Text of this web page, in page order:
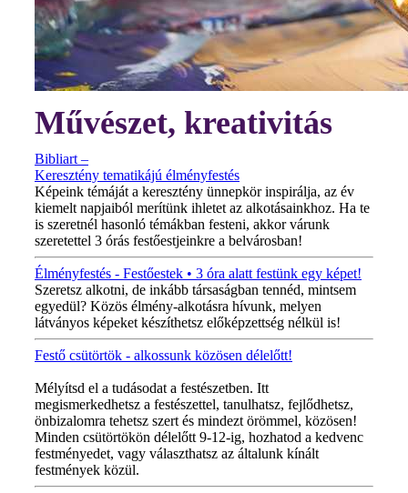
Művészet, kreativitás
Bibliart –
Keresztény tematikájú élményfestés
Képeink témáját a keresztény ünnepkör inspirálja, az év
kiemelt napjaiból merítünk ihletet az alkotásainkhoz. Ha te
is szeretnél hasonló témákban festeni, akkor várunk
szeretettel 3 órás festőestjeinkre a belvárosban!
Élményfestés - Festőestek • 3 óra alatt festünk egy képet!
Szeretsz alkotni, de inkább társaságban tennéd, mintsem
egyedül? Közös élmény-alkotásra hívunk, melyen
látványos képeket készíthetsz előképzettség nélkül is!
Festő csütörtök - alkossunk közösen délelőtt!
Mélyítsd el a tudásodat a festészetben. Itt
megismerkedhetsz a festészettel, tanulhatsz, fejlődhetsz,
önbizalomra tehetsz szert és mindezt örömmel, közösen!
Minden csütörtökön délelőtt 9-12-ig, hozhatod a kedvenc
festményedet, vagy választhatsz az általunk kínált
festmények közül.